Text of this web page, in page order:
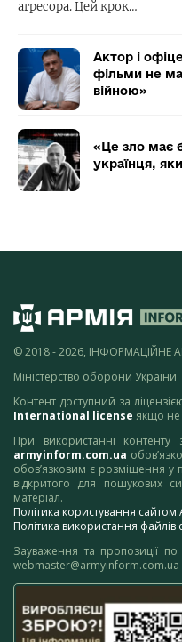
агресора. Цей крок…
Актор і
фільми не
війною»
«Це зло має
українця,
© 2018 - 2026, ІНФОРМАЦІЙНЕ
Міністерство оборони України
Контент доступний за
International license якщо не
При використанні
armyinform.com.ua
обов’язковим є розміщення у
відкритого для пошукових
матеріал.
Політика користування
Політика використання файлів
Зауваження та пропозиції
webmaster@armyinform.com.ua